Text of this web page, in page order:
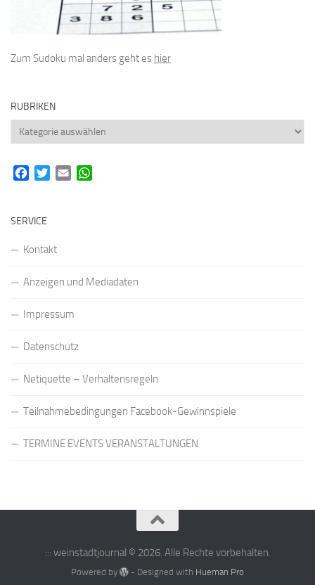
Zum Sudoku mal anders geht es hier
RUBRIKEN
Rubriken
FacebookTwitterEmail
SERVICE
Kontakt
Anzeigen und Mediadaten
Impressum
Datenschutz
Netiquette – Verhaltensregeln
Teilnahmebedingungen Facebook-Gewinnspiele
TERMINE EVENTS VERANSTALTUNGEN
::: weinstadtjournal © 2026. Alle Rechte vorbehalten.
Powered by - Designed with Hueman Pro